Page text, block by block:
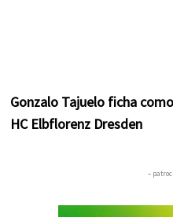
Gonzalo Tajuelo ficha
HC Elbflorenz Dresden
–